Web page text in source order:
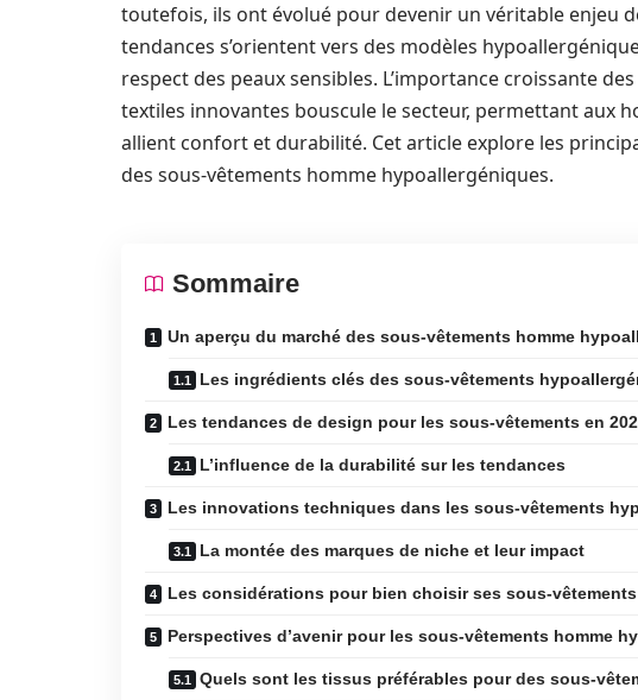
toutefois, ils ont évolué pour devenir un véritable enjeu
tendances s’orientent vers des modèles
respect des peaux sensibles. L’importance croissante
textiles innovantes bouscule le secteur, permettant aux
allient confort et durabilité. Cet article explore les
des sous-vêtements homme hypoallergéniques.
Sommaire
Un aperçu du marché des sous-vêtements homme
Les ingrédients clés des sous-vêtements
Les tendances de design pour les sous-vêtements en
L’influence de la durabilité sur les tendances
Les innovations techniques dans les sous-vêtements
La montée des marques de niche et leur impact
Les considérations pour bien choisir ses sous-
Perspectives d’avenir pour les sous-vêtements homme
Quels sont les tissus préférables pour des sous-